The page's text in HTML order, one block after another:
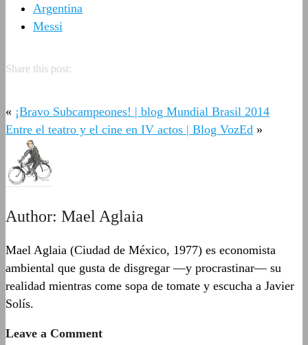
Argentina
Messi
Share this post:
« ¡Bravo Subcampeones! | blog Mundial Brasil 2014
Entre el teatro y el cine en IV actos | Blog VozEd »
Author: Mael Aglaia
Mael Aglaia (Ciudad de México, 1977) es economista
ambiental que gusta de disgregar —y procrastinar— su
realidad mientras come sopa de tomate y escucha a Javier
Solís.
Leave a Comment